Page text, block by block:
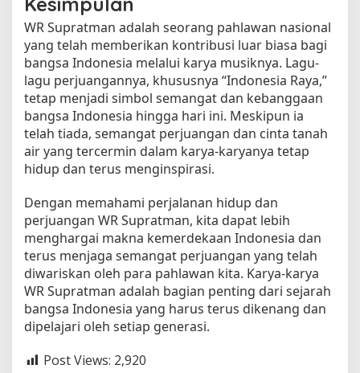
WR Supratman adalah seorang pahlawan nasional
yang telah memberikan kontribusi luar biasa bagi
bangsa Indonesia melalui karya musiknya. Lagu-
lagu perjuangannya, khususnya “Indonesia Raya,”
tetap menjadi simbol semangat dan kebanggaan
bangsa Indonesia hingga hari ini. Meskipun ia
telah tiada, semangat perjuangan dan cinta tanah
air yang tercermin dalam karya-karyanya tetap
hidup dan terus menginspirasi.
Dengan memahami perjalanan hidup dan
perjuangan WR Supratman, kita dapat lebih
menghargai makna kemerdekaan Indonesia dan
terus menjaga semangat perjuangan yang telah
diwariskan oleh para pahlawan kita. Karya-karya
WR Supratman adalah bagian penting dari sejarah
bangsa Indonesia yang harus terus dikenang dan
dipelajari oleh setiap generasi.
Post Views: 2,920